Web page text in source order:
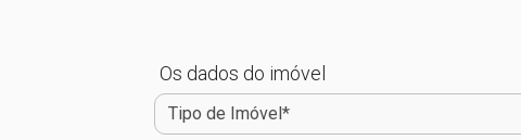
Os dados do imóvel